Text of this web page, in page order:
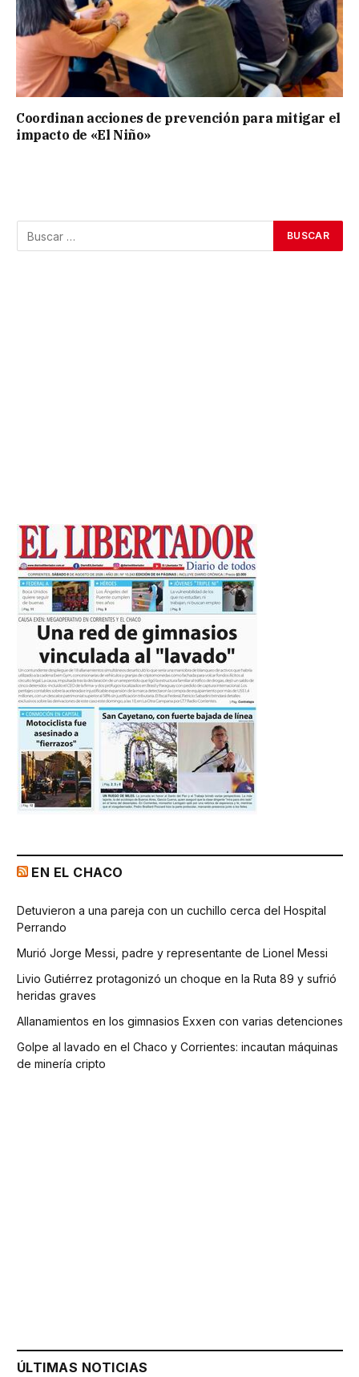
Coordinan acciones de prevención para mitigar el
impacto de «El Niño»
EN EL CHACO
Detuvieron a una pareja con un cuchillo cerca del Hospital
Perrando
Murió Jorge Messi, padre y representante de Lionel Messi
Livio Gutiérrez protagonizó un choque en la Ruta 89 y sufrió
heridas graves
Allanamientos en los gimnasios Exxen con varias detenciones
Golpe al lavado en el Chaco y Corrientes: incautan máquinas
de minería cripto
ÚLTIMAS NOTICIAS